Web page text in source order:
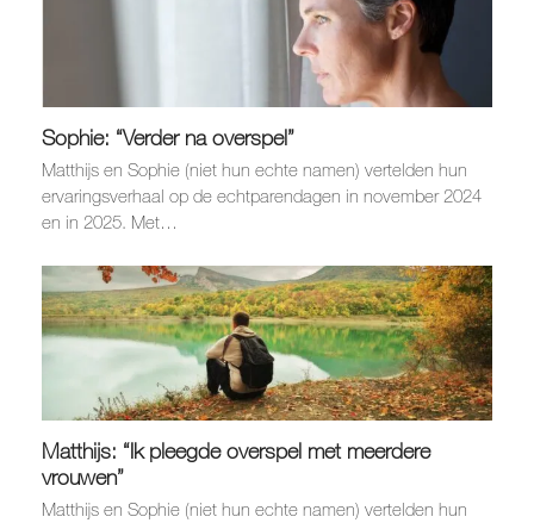
Sophie: “Verder na overspel”
Matthijs en Sophie (niet hun echte namen) vertelden hun
ervaringsverhaal op de echtparendagen in november 2024
en in 2025. Met…
Matthijs: “Ik pleegde overspel met meerdere
vrouwen”
Matthijs en Sophie (niet hun echte namen) vertelden hun